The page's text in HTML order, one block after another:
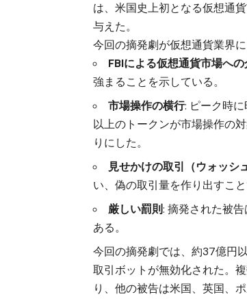
は、米国史上初となる仮想通
与えた。
今回の摘発劇が仮想通貨業界
FBIによる仮想通貨市場へ
強まることを示している。
市場操作の横行: ピーク時
以上のトークンが市場操作の
りにした。
見せかけの取引（ウォッシ
い、偽の取引量を作り出すこ
厳しい罰則: 摘発された被
ある。
今回の摘発劇では、約37億円
取引ボットが無効化された。
り、他の被告は米国、英国、